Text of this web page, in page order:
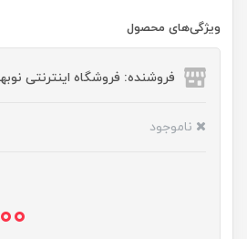
ویژگی‌های محصول
فروشنده: فروشگاه اینترنتی
ناموجود